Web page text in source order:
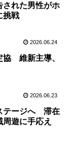
された男性がホ
挑戦
2026.06.24
協 維新主導、
2026.06.23
テージへ 滞在
遊に手応え